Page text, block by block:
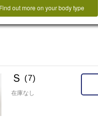
Find out more on your body type
Ｓ (7)
在庫なし